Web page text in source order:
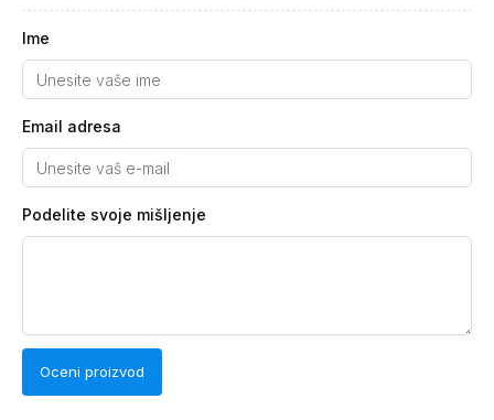
Ime
Email adresa
Podelite svoje mišljenje
Oceni proizvod